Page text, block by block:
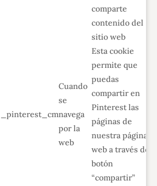
comparte
contenido del
sitio web
_pinterest_cm
Cuando
se
navega
por la
web
Esta cookie
permite que
puedas
compartir en
Pinterest las
páginas de
nuestra página
web a través del
botón
“compartir”